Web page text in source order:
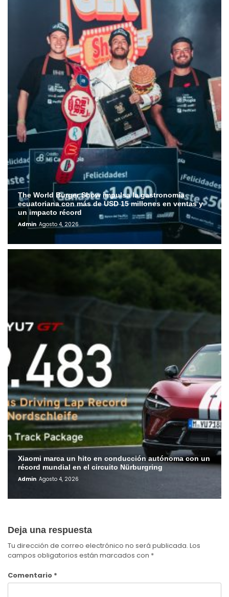
The World Burger Show impulsa la gastronomía
ecuatoriana con más de USD 15 millones en ventas y
un impacto récord
Admin Agosto 4, 2026
Xiaomi marca un hito en conducción autónoma con un
récord mundial en el circuito Nürburgring
Admin Agosto 4, 2026
Deja una respuesta
Tu dirección de correo electrónico no será publicada. Los
campos obligatorios están marcados con *
Comentario *